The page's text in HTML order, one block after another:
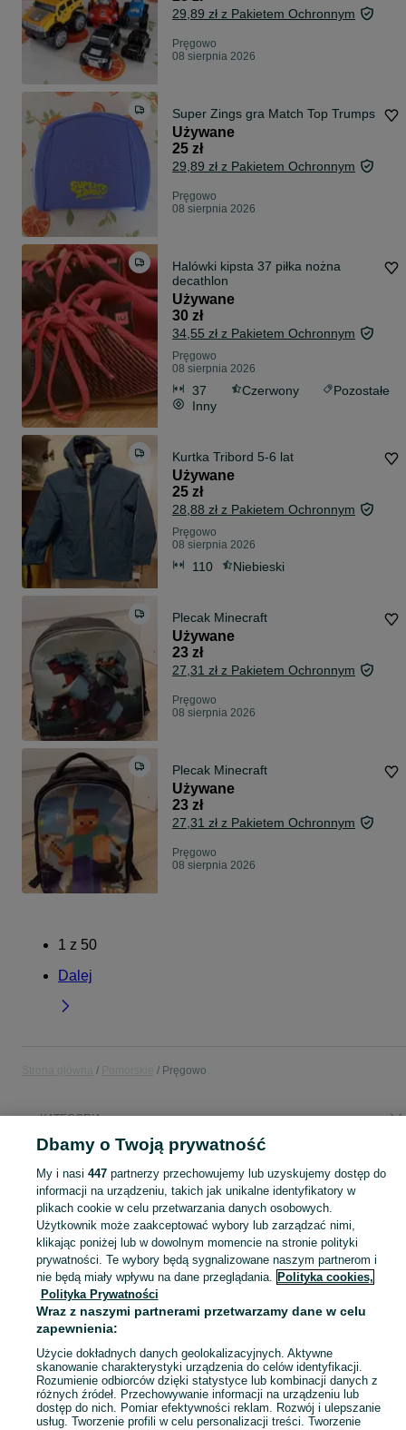
29,89 zł z Pakietem Ochronnym
Pręgowo
08 sierpnia 2026
Super Zings gra Match Top Trumps
Używane
25 zł
29,89 zł z Pakietem Ochronnym
Pręgowo
08 sierpnia 2026
Halówki kipsta 37 piłka nożna
decathlon
Używane
30 zł
34,55 zł z Pakietem Ochronnym
Pręgowo
08 sierpnia 2026
37 Czerwony
Pozostałe
Inny
Kurtka Tribord 5-6 lat
Używane
25 zł
28,88 zł z Pakietem Ochronnym
Pręgowo
08 sierpnia 2026
110 Niebieski
Plecak Minecraft
Używane
23 zł
27,31 zł z Pakietem Ochronnym
Pręgowo
08 sierpnia 2026
Plecak Minecraft
Używane
23 zł
27,31 zł z Pakietem Ochronnym
Pręgowo
08 sierpnia 2026
1 z 50
Dalej
Pręgowo
KATEGORIA
loft styl
Zobacz
Mapa kategorii
Mapa miejscowości
Mapa ministron
Popularne wyszukiwania
Dbamy o Twoją prywatność
My i nasi 447partnerzy przechowujemy lub uzyskujemy dostęp do
informacji na urządzeniu, takich jak unikalne identyfikatory w
plikach cookie w celu przetwarzania danych osobowych.
Użytkownik może zaakceptować wybory lub zarządzać nimi,
klikając poniżej lub w dowolnym momencie na stronie polityki
prywatności. Te wybory będą sygnalizowane naszym partnerom i
nie będą miały wpływu na dane przeglądania. Polityka cookies,
Polityka Prywatności
Wraz z naszymi partnerami przetwarzamy dane w celu
zapewnienia:
Użycie dokładnych danych geolokalizacyjnych. Aktywne
skanowanie charakterystyki urządzenia do celów identyfikacji.
Rozumienie odbiorców dzięki statystyce lub kombinacji danych z
różnych źródeł. Przechowywanie informacji na urządzeniu lub
dostęp do nich. Pomiar efektywności reklam. Rozwój i ulepszanie
usług. Tworzenie profili w celu personalizacji treści. Tworzenie